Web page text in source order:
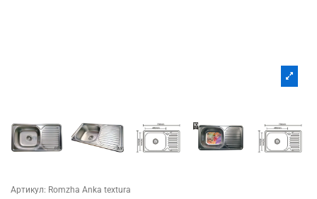
Артикул: Romzha Anka textura